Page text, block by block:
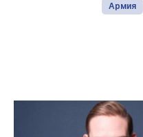
Армия